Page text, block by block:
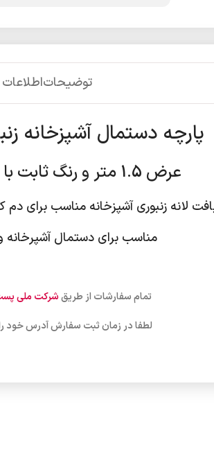
توضیحات
پارچه دستمال آشپزخانه
عرض 1.5 متر و رنگ ثابت با تراکم نخ و پنبه بالا
بافت لانه زنبوری آشپزخانه مناسب
مناسب برای دستمال
تمام سفارشات از طریقشرکت ملی
لطفا در زمان ثبت سفارش آدرس خود را